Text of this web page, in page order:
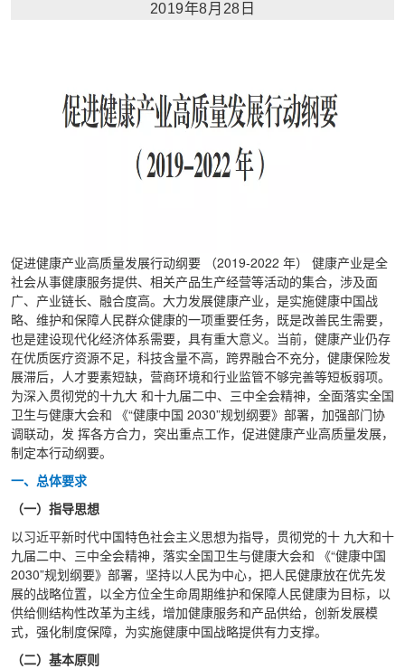
2019年8月28日
促进健康产业高质量发展行动纲要 （2019-2022 年） 健康产业是全
社会从事健康服务提供、相关产品生产经营等活动的集合，涉及面
广、产业链长、融合度高。大力发展健康产业，是实施健康中国战
略、维护和保障人民群众健康的一项重要任务，既是改善民生需要，
也是建设现代化经济体系需要，具有重大意义。当前，健康产业仍存
在优质医疗资源不足，科技含量不高，跨界融合不充分，健康保险发
展滞后，人才要素短缺，营商环境和行业监管不够完善等短板弱项。
为深入贯彻党的十九大 和十九届二中、三中全会精神，全面落实全国
卫生与健康大会和 《“健康中国 2030”规划纲要》部署，加强部门协
调联动，发 挥各方合力，突出重点工作，促进健康产业高质量发展，
制定本行动纲要。
一、总体要求
（一）指导思想
以习近平新时代中国特色社会主义思想为指导，贯彻党的十 九大和十
九届二中、三中全会精神，落实全国卫生与健康大会和 《“健康中国
2030”规划纲要》部署，坚持以人民为中心，把人民健康放在优先发
展的战略位置，以全方位全生命周期维护和保障人民健康为目标，以
供给侧结构性改革为主线，增加健康服务和产品供给，创新发展模
式，强化制度保障，为实施健康中国战略提供有力支撑。
（二）基本原则